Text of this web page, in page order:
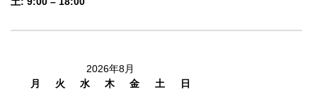
2026年8月
月
火 水 木 金 土
日